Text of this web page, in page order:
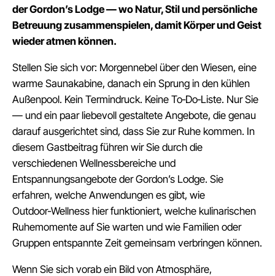
der Gordon’s Lodge — wo Natur, Stil und persönliche
Betreuung zusammenspielen, damit Körper und Geist
wieder atmen können.
Stellen Sie sich vor: Morgennebel über den Wiesen, eine
warme Saunakabine, danach ein Sprung in den kühlen
Außenpool. Kein Termindruck. Keine To‑Do‑Liste. Nur Sie
— und ein paar liebevoll gestaltete Angebote, die genau
darauf ausgerichtet sind, dass Sie zur Ruhe kommen. In
diesem Gastbeitrag führen wir Sie durch die
verschiedenen Wellnessbereiche und
Entspannungsangebote der Gordon’s Lodge. Sie
erfahren, welche Anwendungen es gibt, wie
Outdoor‑Wellness hier funktioniert, welche kulinarischen
Ruhemomente auf Sie warten und wie Familien oder
Gruppen entspannte Zeit gemeinsam verbringen können.
Wenn Sie sich vorab ein Bild von Atmosphäre,